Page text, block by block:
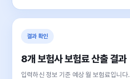
결과 확인
8개 보험사 보험료 산출 결과
입력하신 정보 기준 예상 월 보험료입니다.